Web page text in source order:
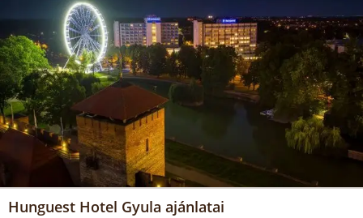
Hunguest Hotel Gyula ajánlatai